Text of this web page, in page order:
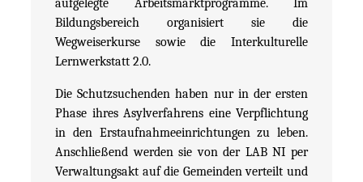
aufgelegte Arbeitsmarktprogramme. Im
Bildungsbereich organisiert sie die
Wegweiserkurse sowie die Interkulturelle
Lernwerkstatt 2.0.
Die Schutzsuchenden haben nur in der ersten
Phase ihres Asylverfahrens eine Verpflichtung
in den Erstaufnahmeeinrichtungen zu leben.
Anschließend werden sie von der LAB NI per
Verwaltungsakt auf die Gemeinden verteilt und